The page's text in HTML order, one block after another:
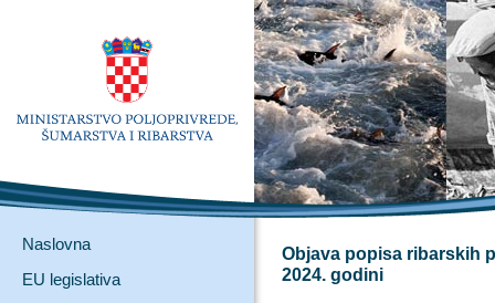
Naslovna
EU legislativa
Objava popisa ribarskih
2024. godini